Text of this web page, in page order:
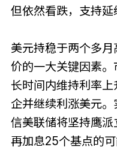
但依然看跌，支持延
美元持稳于两个多
价的一大关键因素
长时间内维持利率
企并继续利涨美元
信美联储将坚持鹰
再加息25个基点的可